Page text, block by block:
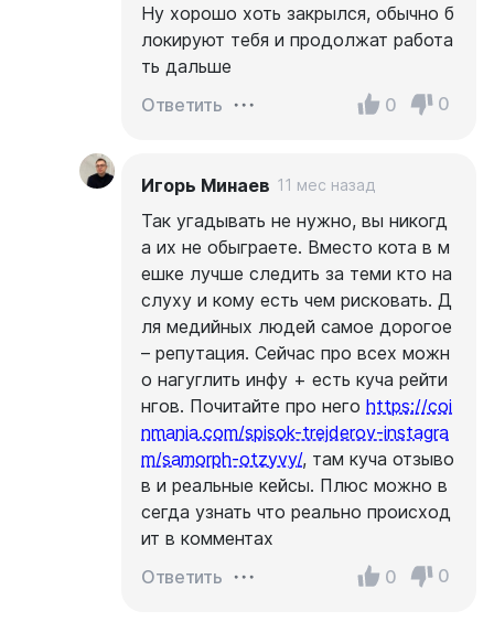
Ну хорошо хоть закрылся, обычно б
локируют тебя и продолжат работа
ть дальше
Ответить
0 0
Игорь Минаев 11 мес назад
Так угадывать не нужно, вы никогд
а их не обыграете. Вместо кота в м
ешке лучше следить за теми кто на
слуху и кому есть чем рисковать. Д
ля медийных людей самое дорогое
– репутация. Сейчас про всех можн
о нагуглить инфу + есть куча рейти
нгов. Почитайте про него https://coi
nmania.com/spisok-trejderov-instagra
m/samorph-otzyvy/, там куча отзыво
в и реальные кейсы. Плюс можно в
сегда узнать что реально происход
ит в комментах
Ответить
0 0